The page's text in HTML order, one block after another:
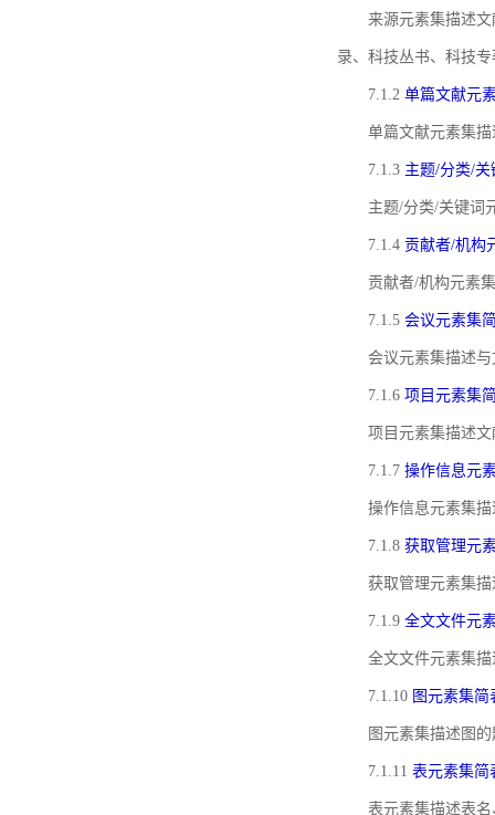
来源元素集描述
录、科技丛书、科技
7.1.2 单篇文献元
单篇文献元素集
7.1.3 主题/分类/
主题/分类/关键词
7.1.4 贡献者/机构
贡献者/机构元素
7.1.5 会议元素集
会议元素集描述
7.1.6 项目元素集
项目元素集描述
7.1.7 操作信息元
操作信息元素集
7.1.8 获取管理元
获取管理元素集
7.1.9 全文文件元
全文文件元素集
7.1.10 图元素集简
图元素集描述图
7.1.11 表元素集简
表元素集描述表